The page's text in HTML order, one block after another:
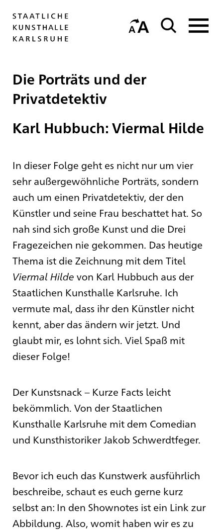
Die Porträts und der
Privatdetektiv
Karl Hubbuch: Viermal Hilde
In dieser Folge geht es nicht nur um vier
sehr außergewöhnliche Porträts, sondern
auch um einen Privatdetektiv, der den
Künstler und seine Frau beschattet hat. So
nah sind sich große Kunst und die Drei
Fragezeichen nie gekommen. Das heutige
Thema ist die Zeichnung mit dem Titel
Viermal Hilde von Karl Hubbuch aus der
Staatlichen Kunsthalle Karlsruhe. Ich
vermute mal, dass ihr den Künstler nicht
kennt, aber das ändern wir jetzt. Und
glaubt mir, es lohnt sich. Viel Spaß mit
dieser Folge!
Der Kunstsnack – Kurze Facts leicht
bekömmlich. Von der Staatlichen
Kunsthalle Karlsruhe mit dem Comedian
und Kunsthistoriker Jakob Schwerdtfeger.
Bevor ich euch das Kunstwerk ausführlich
beschreibe, schaut es euch gerne kurz
selbst an: In den Shownotes ist ein Link zur
Abbildung. Also, womit haben wir es zu